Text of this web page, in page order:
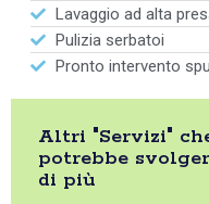
Lavaggio ad alta
Pulizia serbatoi
Pronto intervento
Altri "Servizi"
potrebbe
di più